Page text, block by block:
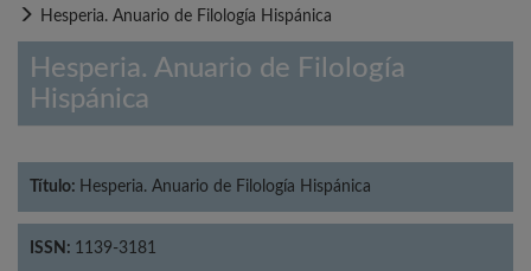
Hesperia. Anuario de Filología Hispánica
Hesperia. Anuario de Filología
Hispánica
Título: Hesperia. Anuario de Filología Hispánica
ISSN: 1139-3181